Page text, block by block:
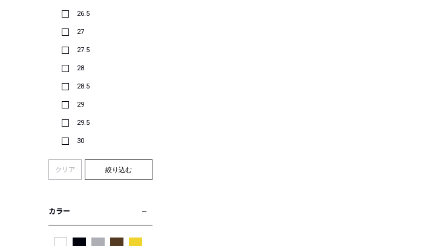
26.5
27
27.5
28
28.5
29
29.5
30
クリア 絞り込む
カラー